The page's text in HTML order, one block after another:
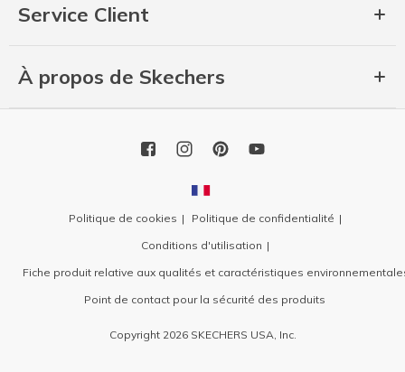
Service Client
À propos de Skechers
Politique de cookies
Politique de confidentialité
Conditions d'utilisation
Fiche produit relative aux qualités et caractéristiques
Point de contact pour la sécurité des produits
Copyright 2026 SKECHERS USA, Inc.